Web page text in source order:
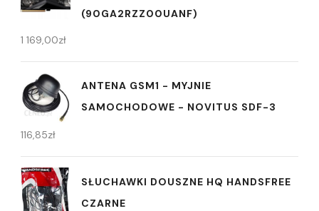
(90GA2RZZ00UANF)
1 169,00zł
ANTENA GSM1 - MYJNIE
SAMOCHODOWE - NOVITUS SDF-3
116,85zł
SŁUCHAWKI DOUSZNE HQ HANDSFREE
CZARNE